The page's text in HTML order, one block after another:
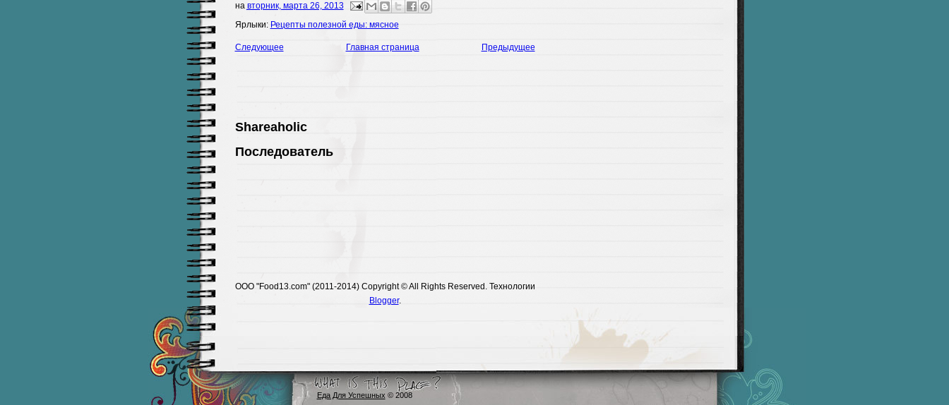
на вторник, марта 26, 2013
Ярлыки: Рецепты полезной еды: мясное
Следующее Предыдущее
Главная страница
Shareaholic
Последователь
ООО "Food13.com" (2011-2014) Copyright © All Rights Reserved. Технологии
Blogger.
Еда Для Успешных © 2008